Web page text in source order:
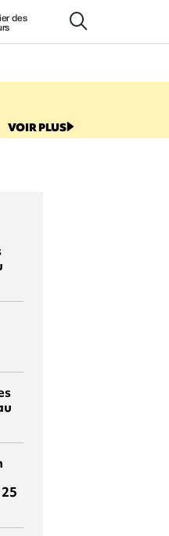
des
VOIR PLUS